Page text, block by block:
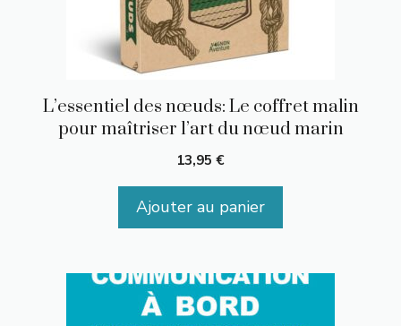
L’essentiel des nœuds: Le coffret malin
pour maîtriser l’art du nœud marin
13,95 €
Ajouter au panier